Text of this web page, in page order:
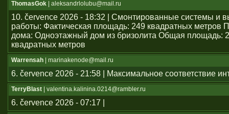
ThomasGok | aleksandrlolubu@mail.ru
10. července 2026 - 18:32 | Смонтированные системы и
работы: Фактическая площадь: 249 квадратных метров
дома: Одноэтажный дом из бризолита Общая площадь:
квадратных метров
Warrensah | marinakenode@mail.ru
6. července 2026 - 21:58 | Максимальное соответствие
TerryBlast | valentina.kalinina.0214@rambler.ru
6. července 2026 - 07:17 |